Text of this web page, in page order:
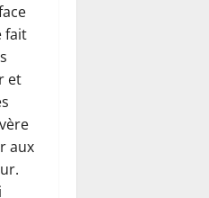
fait
et
aux